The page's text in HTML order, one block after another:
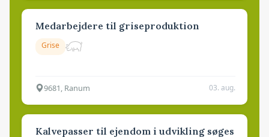
Medarbejdere til griseproduktion
Grise
9681, Ranum 03. aug.
Kalvepasser til ejendom i udvikling søges